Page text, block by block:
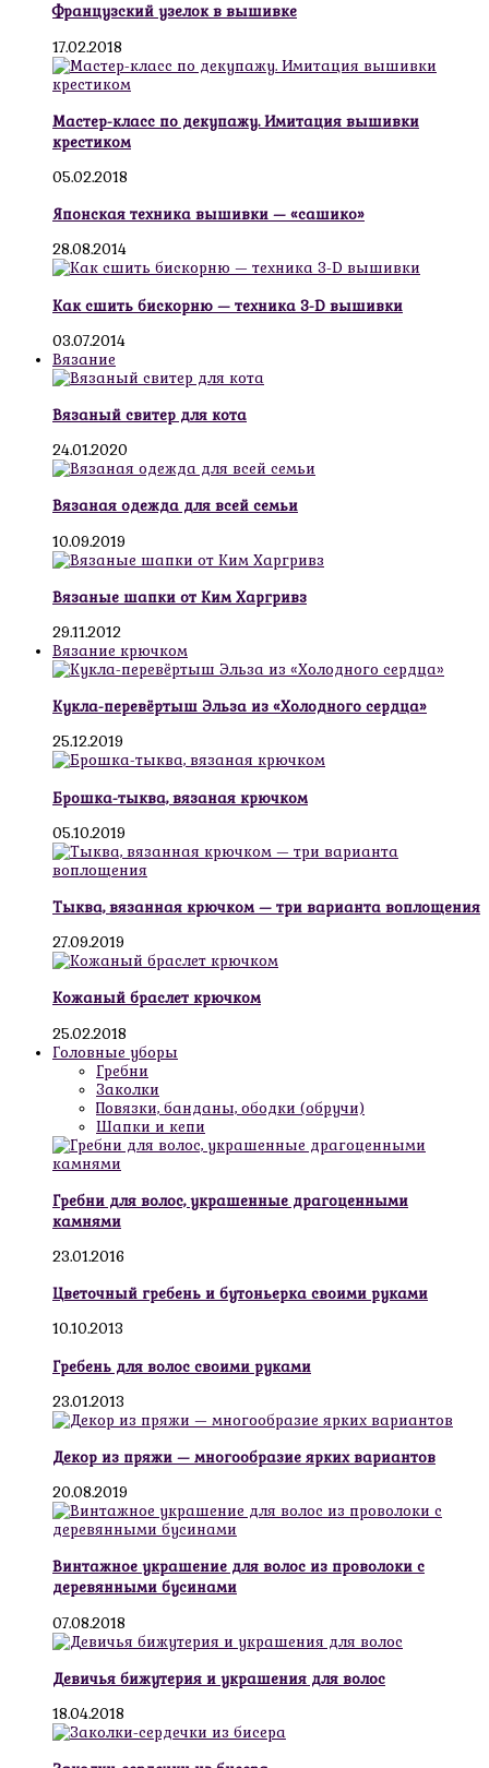
Французский узелок в вышивке
17.02.2018
Мастер-класс по декупажу. Имитация вышивки
крестиком
05.02.2018
Японская техника вышивки — «сашико»
28.08.2014
Как сшить бискорню — техника 3-D вышивки
03.07.2014
Вязание
Вязаный свитер для кота
24.01.2020
Вязаная одежда для всей семьи
10.09.2019
Вязаные шапки от Ким Харгривз
29.11.2012
Вязание крючком
Кукла-перевёртыш Эльза из «Холодного сердца»
25.12.2019
Брошка-тыква, вязаная крючком
05.10.2019
Тыква, вязанная крючком — три варианта воплощения
27.09.2019
Кожаный браслет крючком
25.02.2018
Головные уборы
Гребни
Заколки
Повязки, банданы, ободки (обручи)
Шапки и кепи
Гребни для волос, украшенные драгоценными
камнями
23.01.2016
Цветочный гребень и бутоньерка своими руками
10.10.2013
Гребень для волос своими руками
23.01.2013
Декор из пряжи — многообразие ярких вариантов
20.08.2019
Винтажное украшение для волос из проволоки с
деревянными бусинами
07.08.2018
Девичья бижутерия и украшения для волос
18.04.2018